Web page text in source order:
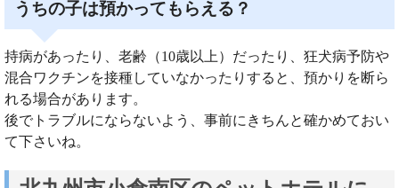
うちの子は預かってもらえる？
持病があったり、老齢（10歳以上）だったり、狂犬病予防や
混合ワクチンを接種していなかったりすると、預かりを断ら
れる場合があります。
後でトラブルにならないよう、事前にきちんと確かめておい
て下さいね。